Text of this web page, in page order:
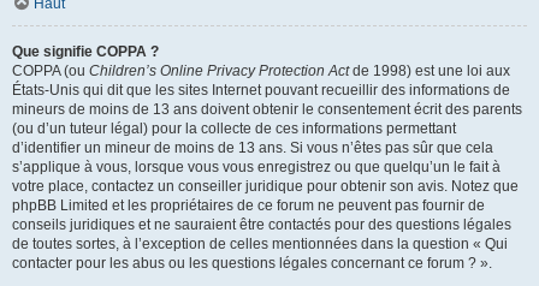
Haut
Que signifie COPPA ?
COPPA (ou Children’s Online Privacy Protection Actde 1998) est une loi aux
États-Unis qui dit que les sites Internet pouvant recueillir des informations de
mineurs de moins de 13 ans doivent obtenir le consentement écrit des parents
(ou d’un tuteur légal) pour la collecte de ces informations permettant
d’identifier un mineur de moins de 13 ans. Si vous n’êtes pas sûr que cela
s’applique à vous, lorsque vous vous enregistrez ou que quelqu’un le fait à
votre place, contactez un conseiller juridique pour obtenir son avis. Notez que
phpBB Limited et les propriétaires de ce forum ne peuvent pas fournir de
conseils juridiques et ne sauraient être contactés pour des questions légales
de toutes sortes, à l’exception de celles mentionnées dans la question « Qui
contacter pour les abus ou les questions légales concernant ce forum ? ».